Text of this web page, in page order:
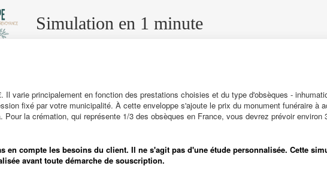
Simulation en 1 minute
varie principalement en fonction des prestations choisies et du type d'obsèques -
fixé par votre municipalité. À cette enveloppe s'ajoute le prix du monument funéraire à
la crémation, qui représente 1/3 des obsèques en France, vous devrez prévoir environ
en compte les besoins du client. Il ne s'agit pas d'une étude personnalisée. Cette
avant toute démarche de souscription.